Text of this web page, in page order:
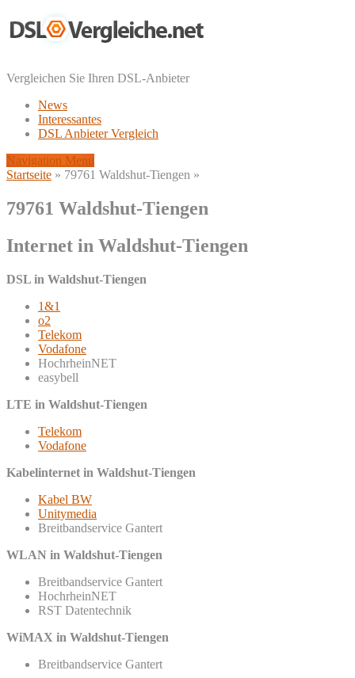
Vergleichen Sie Ihren DSL-Anbieter
News
Interessantes
DSL Anbieter Vergleich
Navigation Menu
Startseite » 79761 Waldshut-Tiengen »
79761 Waldshut-Tiengen
Internet in Waldshut-Tiengen
DSL in Waldshut-Tiengen
1&1
o2
Telekom
Vodafone
HochrheinNET
easybell
LTE in Waldshut-Tiengen
Telekom
Vodafone
Kabelinternet in Waldshut-Tiengen
Kabel BW
Unitymedia
Breitbandservice Gantert
WLAN in Waldshut-Tiengen
Breitbandservice Gantert
HochrheinNET
RST Datentechnik
WiMAX in Waldshut-Tiengen
Breitbandservice Gantert